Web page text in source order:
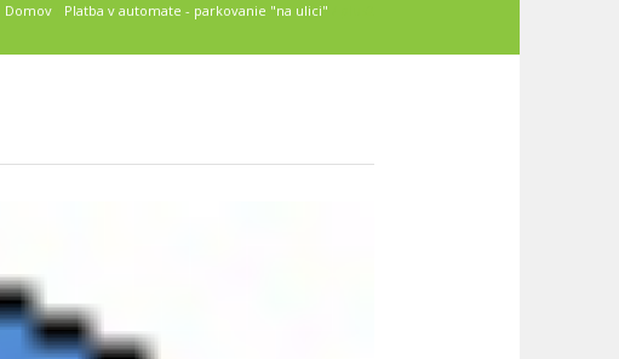
Domov Platba v automate - parkovanie "na ulici"